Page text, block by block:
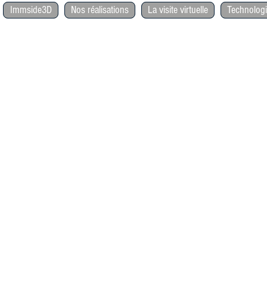
Immside3D Nos réalisations La visite virtuelle